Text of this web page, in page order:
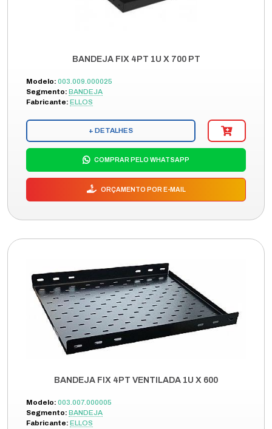
BANDEJA FIX 4PT 1U X 700 PT
Modelo: 003.009.000025
Segmento: BANDEJA
Fabricante: ELLOS
+ DETALHES
COMPRAR PELO WHATSAPP
ORÇAMENTO POR E-MAIL
BANDEJA FIX 4PT VENTILADA 1U X 600
Modelo: 003.007.000005
Segmento: BANDEJA
Fabricante: ELLOS